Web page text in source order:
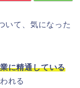
いて、気になった
に精通している
れる